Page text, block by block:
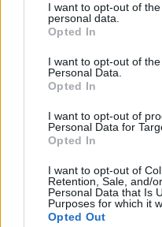
I want to opt-out of
personal data.
Opted In
I want to opt-out of
Personal Data.
Opted In
I want to opt-out of
Personal Data for
Opted In
I want to opt-out of
Retention, Sale, and/
Personal Data that Is
Purposes for which it
Opted Out